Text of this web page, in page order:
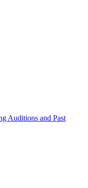
Auditions and Past